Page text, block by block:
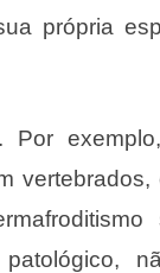
própria
Por